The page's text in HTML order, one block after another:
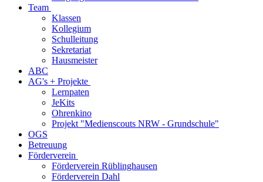
Team
Klassen
Kollegium
Schulleitung
Sekretariat
Hausmeister
ABC
AG's + Projekte
Lernpaten
JeKits
Ohrenkino
Projekt "Medienscouts NRW - Grundschule"
OGS
Betreuung
Förderverein
Förderverein Rüblinghausen
Förderverein Dahl